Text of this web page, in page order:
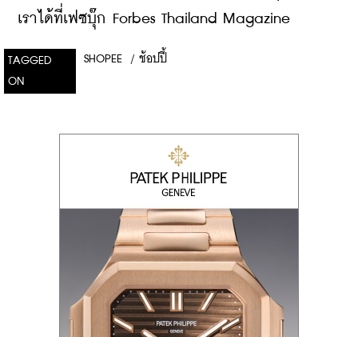
เราได้ที่เฟซบุ๊ก Forbes Thailand Magazine
TAGGED
ON
SHOPEE / ช้อปปี้